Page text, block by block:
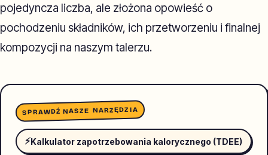
pojedyncza liczba, ale złożona opowieść o
pochodzeniu składników, ich przetworzeniu i finalnej
kompozycji na naszym talerzu.
SPRAWDŹ NASZE NARZĘDZIA
⚡Kalkulator zapotrzebowania kalorycznego (TDEE)